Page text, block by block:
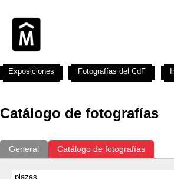
Catálogo de fotografías
General Catálogo de fotografías
Exposiciones Fotografías del CdF